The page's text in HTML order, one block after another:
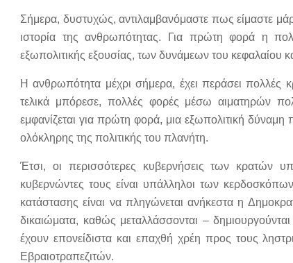
Σήμερα, δυστυχώς, αντιλαμβανόμαστε πως είμαστε
ιστορία της ανθρωπότητας. Για πρώτη φορά η
εξωπολιτικής εξουσίας, των δυνάμεων του κεφαλαίου
Η ανθρωπότητα μέχρι σήμερα, έχει περάσει πολλές
τελικά μπόρεσε, πολλές φορές μέσω αιματηρών
εμφανίζεται για πρώτη φορά, μια εξωπολιτική δύναμη
ολόκληρης της πολιτικής του πλανήτη.
Έτσι, οι περισσότερες κυβερνήσεις των κρατών
κυβερνώντες τους είναι υπάλληλοι των
κατάστασης είναι να πληγώνεται ανήκεστα η
δικαιώματα, καθώς μεταλλάσσονται –
έχουν επονείδιστα και επαχθή χρέη προς τους
Εβραιοτραπεζιτών.